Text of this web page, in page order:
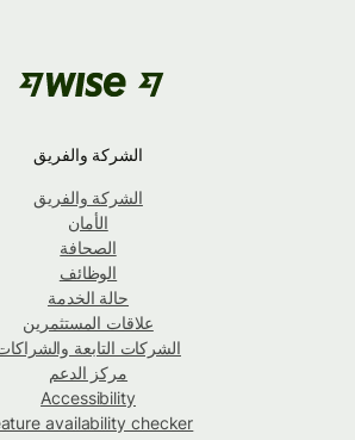
الشركة والفريق
الشركة والفريق
الأمان
الصحافة
الوظائف
حالة الخدمة
علاقات المستثمرين
الشركات التابعة والشراكات
مركز الدعم
Accessibility
Feature availability checker